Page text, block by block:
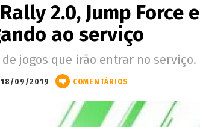
2.0, Jump Force e
ao serviço
jogos que irão entrar no serviço.
18/09/2019 COMENTÁRIOS